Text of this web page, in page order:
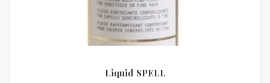
Liquid SPELL